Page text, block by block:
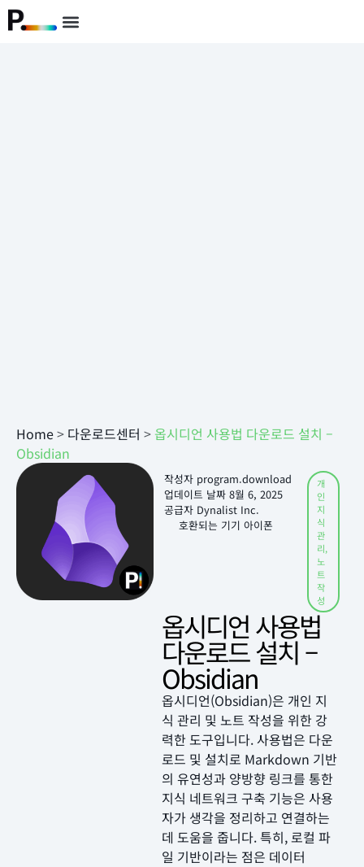
Home> 다운로드센터 > 옵시디언 사용법 다운로드 설치 –
Obsidian
작성자 program.download
업데이트 날짜 8월 6, 2025
공급자 Dynalist Inc.
호환되는 기기 아이폰
개
인
지
식
관
리,
노
트
작
성
옵시디언 사용법
다운로드 설치 –
Obsidian
옵시디언(Obsidian)은 개인 지
식 관리 및 노트 작성을 위한 강
력한 도구입니다. 사용법은 다운
로드 및 설치로 Markdown 기반
의 유연성과 양방향 링크를 통한
지식 네트워크 구축 기능은 사용
자가 생각을 정리하고 연결하는
데 도움을 줍니다. 특히, 로컬 파
일 기반이라는 점은 데이터